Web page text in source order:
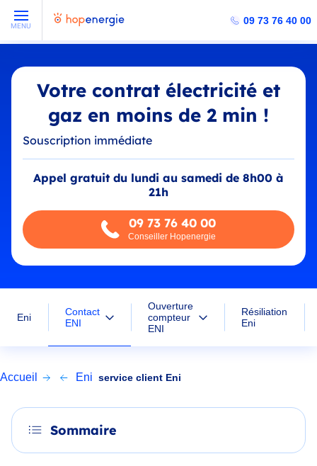
MENU 09 73 76 40 00
Votre contrat électricité et
gaz en moins de 2 min !
Souscription immédiate
Appel gratuit du lundi au samedi de 8h00 à
21h
09 73 76 40 00
Conseiller Hopenergie
Eni
Contact
ENI
Ouverture
compteur
ENI
Résiliation
Eni
Accueil Eni service client Eni
Sommaire